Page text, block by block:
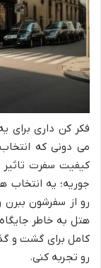
فکر کن داری برای
می دونی که
کیفیت سفرت تاثیر
جوریه؛ یه انتخاب
رو از سفرشون
هتل به خاطر
کامل برای گشت و
رو تجربه کنی.